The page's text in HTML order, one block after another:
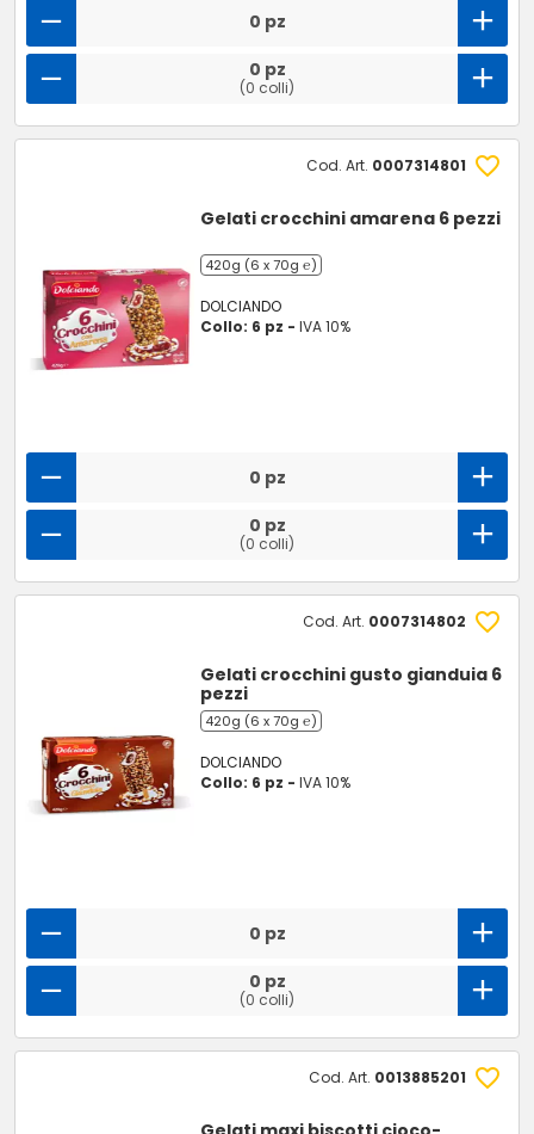
0 pz
0 pz
(0 colli)
Cod. Art. 0007314801
Gelati crocchini amarena 6 pezzi
420g (6 x 70g ℮)
DOLCIANDO
Collo: 6 pz -IVA 10%
0 pz
0 pz
(0 colli)
Cod. Art. 0007314802
Gelati crocchini gusto gianduia 6
pezzi
420g (6 x 70g ℮)
DOLCIANDO
Collo: 6 pz -IVA 10%
0 pz
0 pz
(0 colli)
Cod. Art. 0013885201